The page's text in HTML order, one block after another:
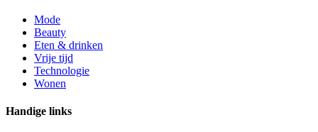
Mode
Beauty
Eten & drinken
Vrije tijd
Technologie
Wonen
Handige links